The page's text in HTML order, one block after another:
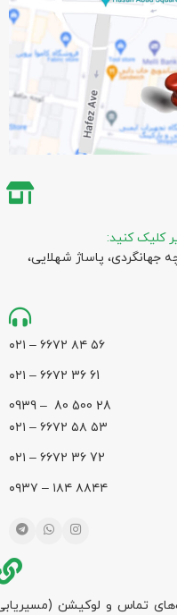
کلیک کنید:
جهانگردی،‌ پاساژ شهلایی،
۵۶ ۸۴ ۶۶۷۲ – ۰۲۱
61 36 ۶۶۷۲ – ۰۲۱
28 500 80 – 0939
۵۳ ۵۸ ۶۶۷۲ – ۰۲۱
72 36 ۶۶۷۲ – ۰۲۱
۸۸۴۴ ۱۸۴ – ۰۹۳۷
تماس و لوکیشن